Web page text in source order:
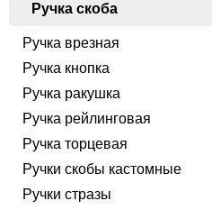
Ручка скоба
Ручка врезная
Ручка кнопка
Ручка ракушка
Ручка рейлинговая
Ручка торцевая
Ручки скобы кастомные
Ручки стразы